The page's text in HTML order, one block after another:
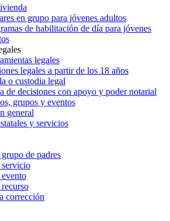
en grupo para jóvenes adultos
de habilitación de día para jóvenes
legales
legales a partir de los 18 años
o custodia legal
de decisiones con apoyo y poder notarial
grupos y eventos
general
y servicios
de padres
servicio
corrección